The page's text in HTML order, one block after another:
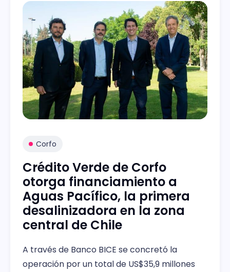
Corfo
Crédito Verde de Corfo
otorga financiamiento a
Aguas Pacífico, la primera
desalinizadora en la zona
central de Chile
A través de Banco BICE se concretó la
operación por un total de US$35,9 millones